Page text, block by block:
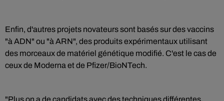
Enfin, d'autres projets novateurs sont basés sur des vaccins
"à ADN" ou "à ARN", des produits expérimentaux utilisant
des morceaux de matériel génétique modifié. C'est le cas de
ceux de Moderna et de Pfizer/BioNTech.
"Plus on a de candidats avec des techniques différentes,